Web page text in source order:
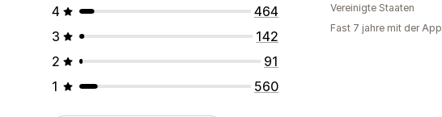
4
464
3
142
2
91
1
560
Vereinigte Staaten
Fast 7 jahre mit der App